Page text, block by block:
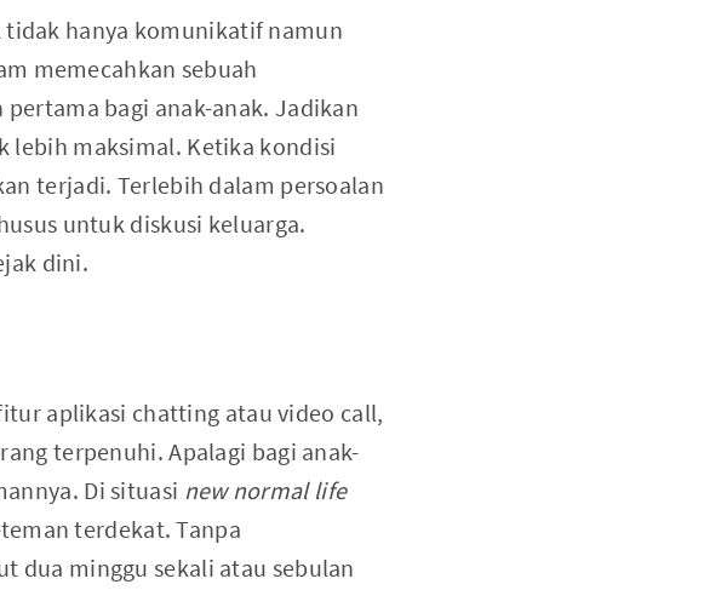
hanya komunikatif namun
memecahkan sebuah
bagi anak-anak. Jadikan
lebih maksimal. Ketika kondisi
terjadi. Terlebih dalam persoalan
untuk diskusi keluarga.
dini.
aplikasi chatting atau video call,
terpenuhi. Apalagi bagi anak-
Di situasi new normal life
terdekat. Tanpa
dua minggu sekali atau sebulan